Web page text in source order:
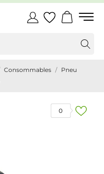
Consommables
Pneu
0